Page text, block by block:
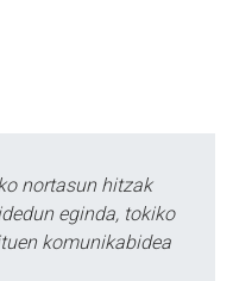
nortasun hitzak
eginda, tokiko
komunikabidea